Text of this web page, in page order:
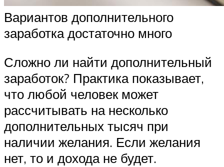
Вариантов дополнительного
заработка достаточно много
Сложно ли найти дополнительный
заработок? Практика показывает,
что любой человек может
рассчитывать на несколько
дополнительных тысяч при
наличии желания. Если желания
нет, то и дохода не будет.